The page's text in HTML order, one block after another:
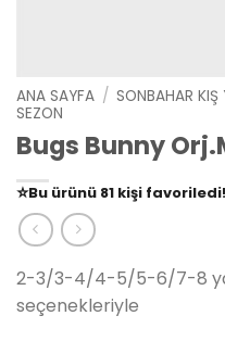
ANA SAYFA / SONBAHAR KIŞ
SEZON
Bugs Bunny
⭐️Bu ürünü 81 kişi favoriledi!
🛒39 kişisepetine ekledi!
✅ Bugün 14 adet
2-3/3-4/4-5/5-6/7-8
seçenekleriyle